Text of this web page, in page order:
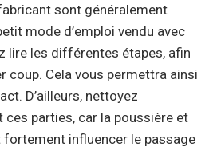
sont généralement
mode d’emploi vendu avec
lire les différentes étapes, afin
coup. Cela vous permettra ainsi
D’ailleurs, nettoyez
parties, car la poussière et
fortement influencer le passage